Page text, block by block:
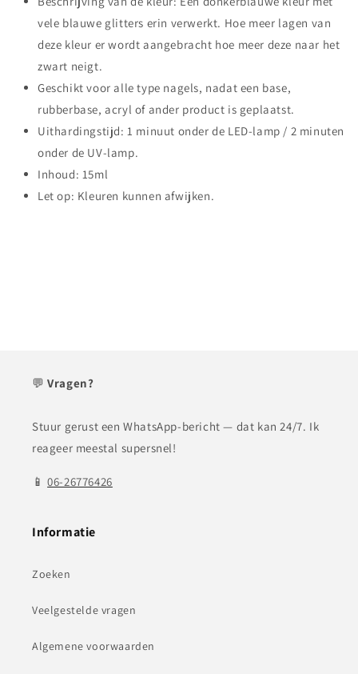
vele blauwe glitters erin verwerkt. Hoe meer lagen van
deze kleur er wordt aangebracht hoe meer deze naar het
zwart neigt.
Geschikt voor alle type nagels, nadat een base,
rubberbase, acryl of ander product is geplaatst.
Uithardingstijd: 1 minuut onder de LED-lamp / 2 minuten
onder de UV-lamp.
Inhoud: 15ml
Let op: Kleuren kunnen afwijken.
💬Vragen?
Stuur gerust een WhatsApp-bericht — dat kan 24/7. Ik
reageer meestal supersnel!
📱06-26776426
Informatie
Zoeken
Veelgestelde vragen
Algemene voorwaarden